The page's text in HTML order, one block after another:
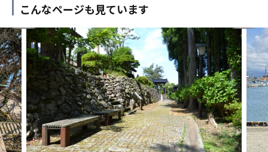
こんなページも見ています